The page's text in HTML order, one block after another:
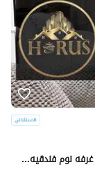
متاح للايجار شقه غرفتين بأفخم كمبوند الشيخ زايد - ٢ غرفه نوم فندقيه مكيفه